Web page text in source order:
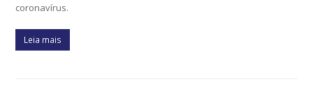
coronavírus.
Leia mais